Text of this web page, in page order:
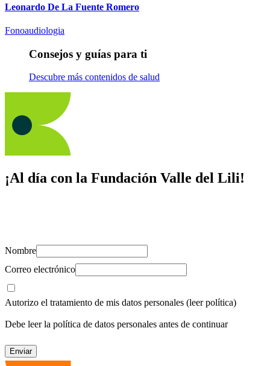
Leonardo De La Fuente Romero
Fonoaudiologia
Consejos y guías para ti
Descubre más contenidos de salud
¡Al día con la Fundación Valle del Lili!
Nombre
Correo electrónico
Autorizo el tratamiento de mis datos personales (leer política)
Debe leer la política de datos personales antes de continuar